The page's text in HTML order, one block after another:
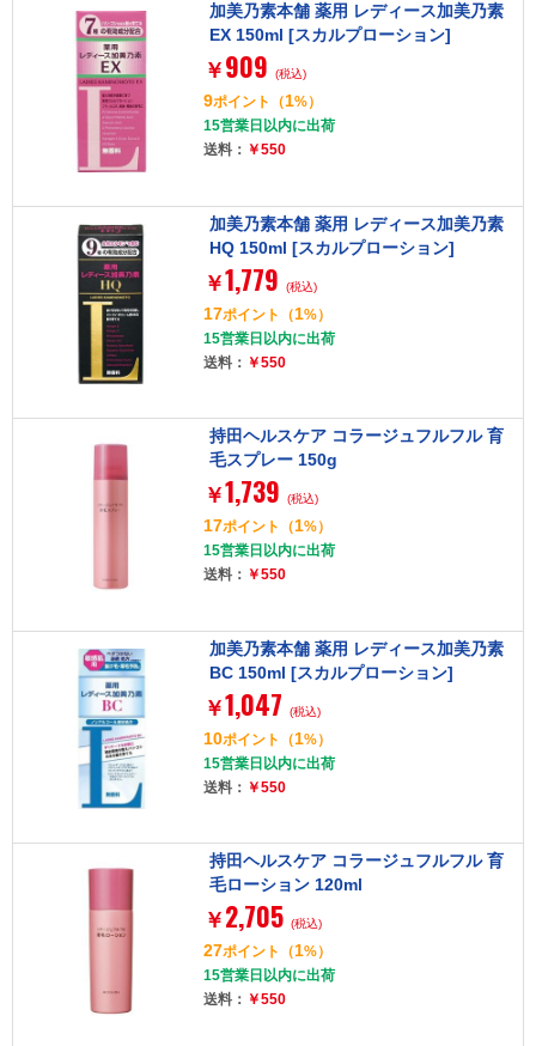
加美乃素本舗 薬用 レディース加美乃素
EX 150ml [スカルプローション]
￥ 909 (税込)
9ポイント （1%）
15営業日以内に出荷
送料： ￥550
加美乃素本舗 薬用 レディース加美乃素
HQ 150ml [スカルプローション]
￥1,779 (税込)
17ポイント （1%）
15営業日以内に出荷
送料： ￥550
持田ヘルスケア コラージュフルフル 育
毛スプレー 150g
￥1,739 (税込)
17ポイント （1%）
15営業日以内に出荷
送料： ￥550
加美乃素本舗 薬用 レディース加美乃素
BC 150ml [スカルプローション]
￥1,047 (税込)
10ポイント （1%）
15営業日以内に出荷
送料： ￥550
持田ヘルスケア コラージュフルフル 育
毛ローション 120ml
￥ 2,705 (税込)
27ポイント （1%）
15営業日以内に出荷
送料： ￥550